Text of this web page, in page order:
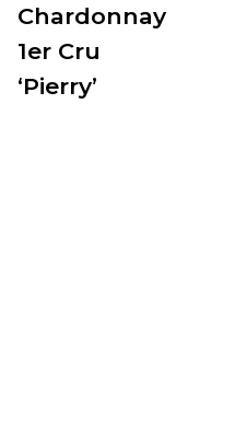
Chardonnay
1er Cru
‘Pierry’